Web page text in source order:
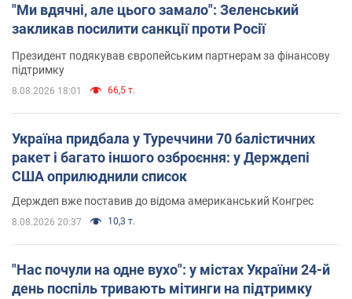
"Ми вдячні, але цього замало": Зеленський
закликав посилити санкції проти Росії
Президент подякував європейським партнерам за фінансову
підтримку
8.08.2026 18:01 66,5 т.
Україна придбала у Туреччини 70 балістичних
ракет і багато іншого озброєння: у Держдепі
США оприлюднили список
Держдеп вже поставив до відома американський Конгрес
8.08.2026 20:37 10,3 т.
"Нас почули на одне вухо": у містах України 24-й
день поспіль тривають мітинги на підтримку